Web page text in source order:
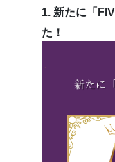
1. 新たに「
た！